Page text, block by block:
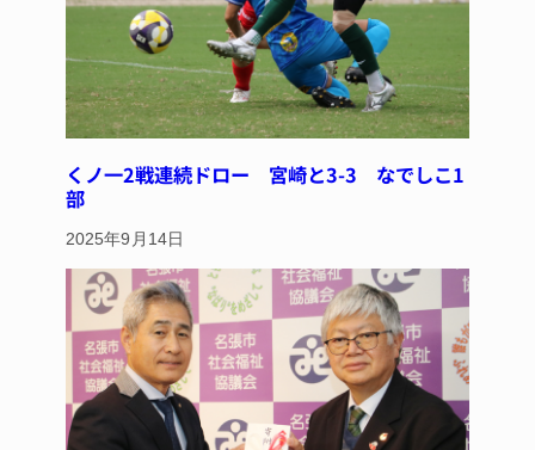
くノ一2戦連続ドロー 宮崎と3-3 なでしこ1
部
2025年9月14日